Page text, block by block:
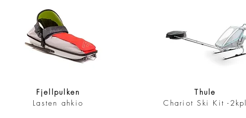
Fjellpulken
Lasten ahkio
Thule
Chariot Ski Kit -2kpl